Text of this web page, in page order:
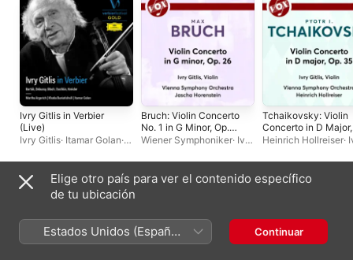
Ivry Gitlis in Verbier
(Live)
Ivry Gitlis· Itamar Golan·
Martha Argerich
Bruch: Violin Concerto
No. 1 in G Minor, Op.
26 - Single
Wiener Symphoniker· Ivry
Tchaikovsky: Violin
Concerto in D Major,
Op. 35, TH 59 - EP
Heinrich Hollreiser·
Symphoniker
Álbumes en vivo
Elige otro país para ver el contenido específico
de tu ubicación
Estados Unidos (Español
México)
Continuar